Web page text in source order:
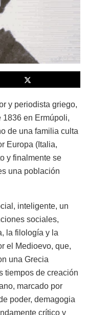
y periodista griego,
1836 en Ermúpoli,
de una familia culta
Europa (Italia,
y finalmente se
una población
inteligente, un
sociales,
la filología y la
el Medioevo, que,
una Grecia
tiempos de creación
marcado por
poder, demagogia
crítico y